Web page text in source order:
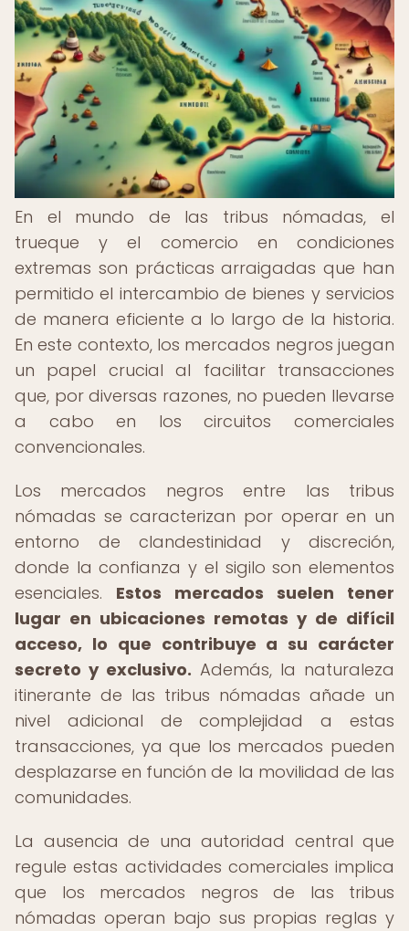
En el mundo de las tribus nómadas, el
trueque y el comercio en condiciones
extremas son prácticas arraigadas que han
permitido el intercambio de bienes y servicios
de manera eficiente a lo largo de la historia.
En este contexto, los mercados negros juegan
un papel crucial al facilitar transacciones
que, por diversas razones, no pueden llevarse
a cabo en los circuitos comerciales
convencionales.
Los mercados negros entre las tribus
nómadas se caracterizan por operar en un
entorno de clandestinidad y discreción,
donde la confianza y el sigilo son elementos
esenciales. Estos mercados suelen tener
lugar en ubicaciones remotas y de difícil
acceso, lo que contribuye a su carácter
secreto y exclusivo. Además, la naturaleza
itinerante de las tribus nómadas añade un
nivel adicional de complejidad a estas
transacciones, ya que los mercados pueden
desplazarse en función de la movilidad de las
comunidades.
La ausencia de una autoridad central que
regule estas actividades comerciales implica
que los mercados negros de las tribus
nómadas operan bajo sus propias reglas y